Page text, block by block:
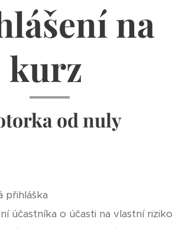
na
kurz
od nuly
přihláška
účastníka o účasti na vlastní riziko